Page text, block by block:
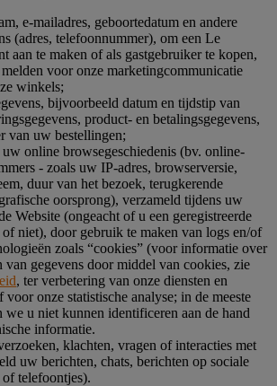
e-mailadres, geboortedatum en andere
(adres, telefoonnummer), om een Le
aan te maken of als gastgebruiker te kopen,
voor onze marketingcommunicatie
winkels;
bijvoorbeeld datum en tijdstip van
product- en betalingsgegevens,
van uw bestellingen;
uw online browsegeschiedenis (bv. online-
- zoals uw IP-adres, browserversie,
duur van het bezoek, terugkerende
oorsprong), verzameld tijdens uw
Website (ongeacht of u een geregistreerde
niet), door gebruik te maken van logs en/of
zoals “cookies” (voor informatie over
van gegevens door middel van cookies, zie
, ter verbetering van onze diensten en
voor onze statistische analyse; in de meeste
we u niet kunnen identificeren aan de hand
informatie.
klachten, vragen of interacties met
uw berichten, chats, berichten op sociale
telefoontjes).